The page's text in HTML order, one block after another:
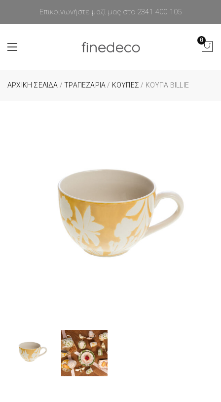
Επικοινωνήστε μαζί μας στο 2341 400 105
0
ΑΡΧΙΚΉ ΣΕΛΊΔΑ /ΤΡΑΠΕΖΑΡΙΑ / ΚΟΥΠΕΣ / ΚΟΎΠΑ BILLIE